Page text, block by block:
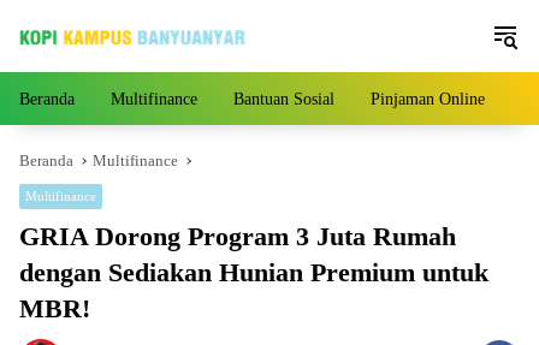
Beranda Multifinance Bantuan Sosial Pinjaman Online
Beranda Multifinance
Multifinance
GRIA Dorong Program 3 Juta Rumah
dengan Sediakan Hunian Premium untuk
MBR!